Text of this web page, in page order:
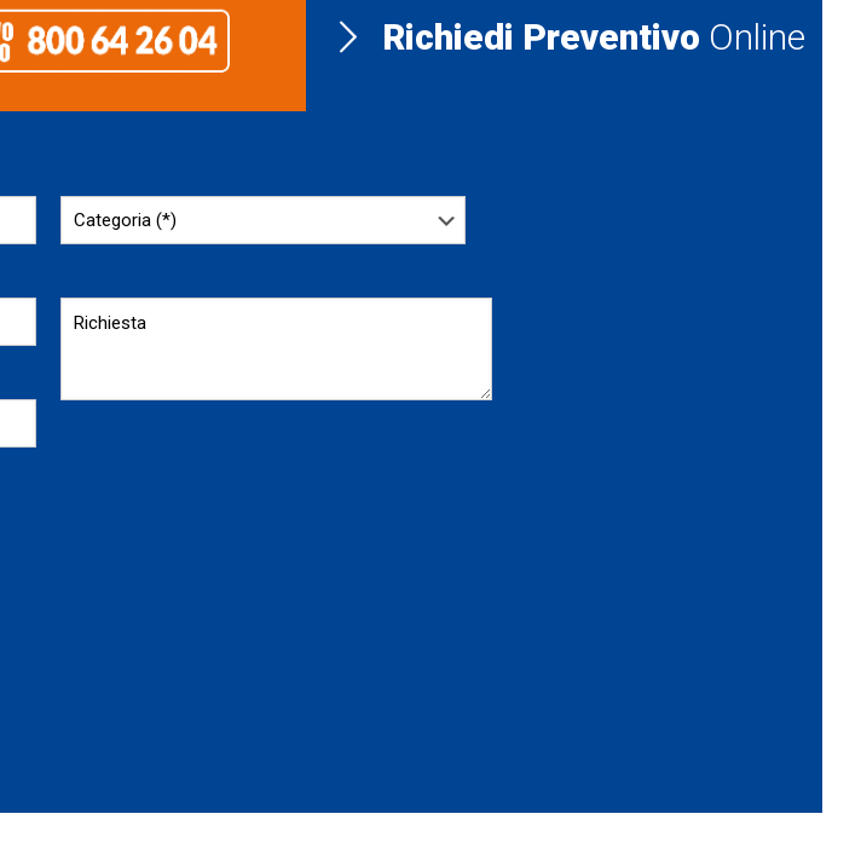
Richiedi Preventivo Online